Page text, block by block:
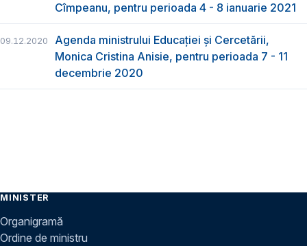
Cîmpeanu, pentru perioada 4 - 8 ianuarie 2021
09.12.2020
Agenda ministrului Educației și Cercetării,
Monica Cristina Anisie, pentru perioada 7 - 11
decembrie 2020
MINISTER
Organigramă
Ordine de ministru